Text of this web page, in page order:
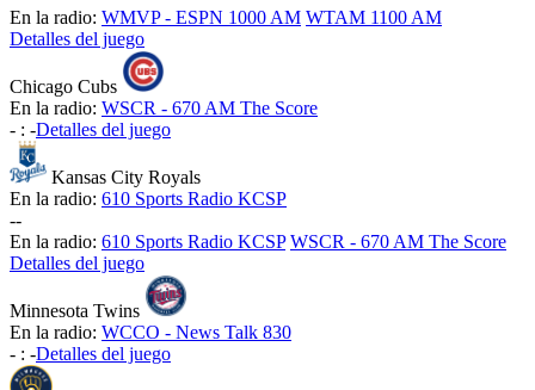
En la radio: WMVP - ESPN 1000 AM WTAM 1100 AM
Detalles del juego
Chicago Cubs
En la radio: WSCR - 670 AM The Score
- : -Detalles del juego
Kansas City Royals
En la radio: 610 Sports Radio KCSP
--
En la radio: 610 Sports Radio KCSP WSCR - 670 AM The Score
Detalles del juego
Minnesota Twins
En la radio: WCCO - News Talk 830
- : -Detalles del juego